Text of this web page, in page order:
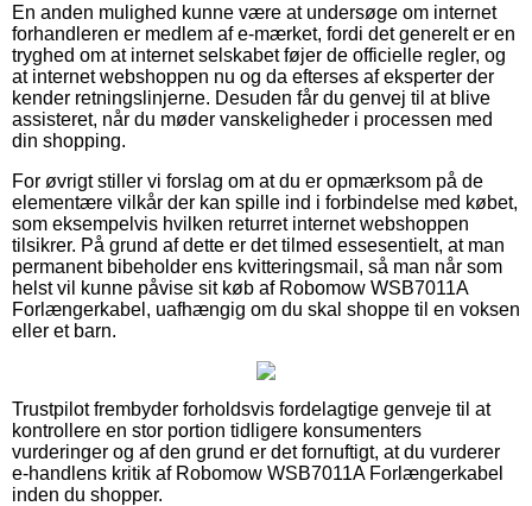
En anden mulighed kunne være at undersøge om internet
forhandleren er medlem af e-mærket, fordi det generelt er en
tryghed om at internet selskabet føjer de officielle regler, og
at internet webshoppen nu og da efterses af eksperter der
kender retningslinjerne. Desuden får du genvej til at blive
assisteret, når du møder vanskeligheder i processen med
din shopping.
For øvrigt stiller vi forslag om at du er opmærksom på de
elementære vilkår der kan spille ind i forbindelse med købet,
som eksempelvis hvilken returret internet webshoppen
tilsikrer. På grund af dette er det tilmed essesentielt, at man
permanent bibeholder ens kvitteringsmail, så man når som
helst vil kunne påvise sit køb af Robomow WSB7011A
Forlængerkabel, uafhængig om du skal shoppe til en voksen
eller et barn.
Trustpilot frembyder forholdsvis fordelagtige genveje til at
kontrollere en stor portion tidligere konsumenters
vurderinger og af den grund er det fornuftigt, at du vurderer
e-handlens kritik af Robomow WSB7011A Forlængerkabel
inden du shopper.